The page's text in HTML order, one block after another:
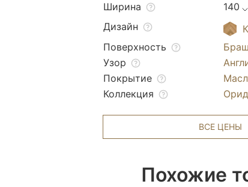
Ширина
140
Дизайн
Поверхность
Узор
Покрытие
Коллекция
ВСЕ ЦЕНЫ
Похожие